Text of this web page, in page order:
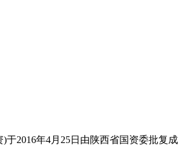
2016年4月25日由陕西省国资委批